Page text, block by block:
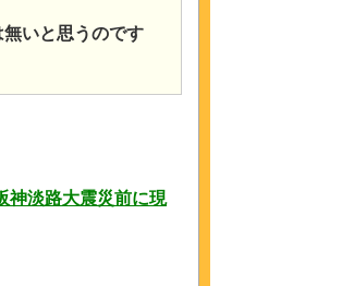
いと思うのです
神淡路大震災前に現